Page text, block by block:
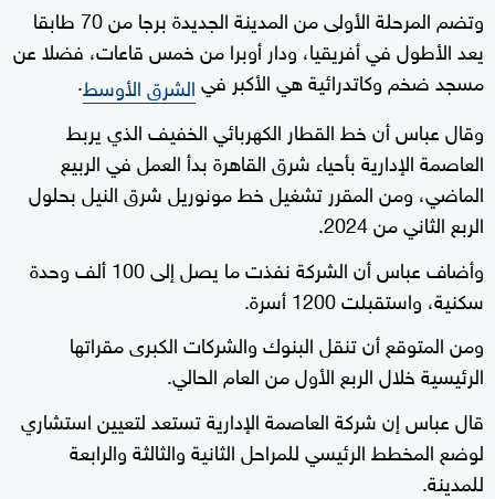
وتضم المرحلة الأولى من المدينة الجديدة برجا من 70 طابقا
يعد الأطول في أفريقيا، ودار أوبرا من خمس قاعات، فضلا عن
مسجد ضخم وكاتدرائية هي الأكبر فيالشرق الأوسط.
وقال عباس أن خط القطار الكهربائي الخفيف الذي يربط
العاصمة الإدارية بأحياء شرق القاهرة بدأ العمل في الربيع
الماضي، ومن المقرر تشغيل خط مونوريل شرق النيل بحلول
الربع الثاني من 2024.
وأضاف عباس أن الشركة نفذت ما يصل إلى 100 ألف وحدة
سكنية، واستقبلت 1200 أسرة.
ومن المتوقع أن تنقل البنوك والشركات الكبرى مقراتها
الرئيسية خلال الربع الأول من العام الحالي.
قال عباس إن شركة العاصمة الإدارية تستعد لتعيين استشاري
لوضع المخطط الرئيسي للمراحل الثانية والثالثة والرابعة
للمدينة.